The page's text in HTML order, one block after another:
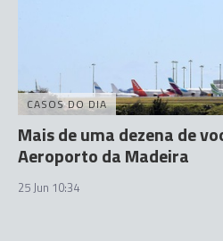
CASOS DO DIA
Mais de uma dezena de
Aeroporto da Madeira
25 Jun 10:34